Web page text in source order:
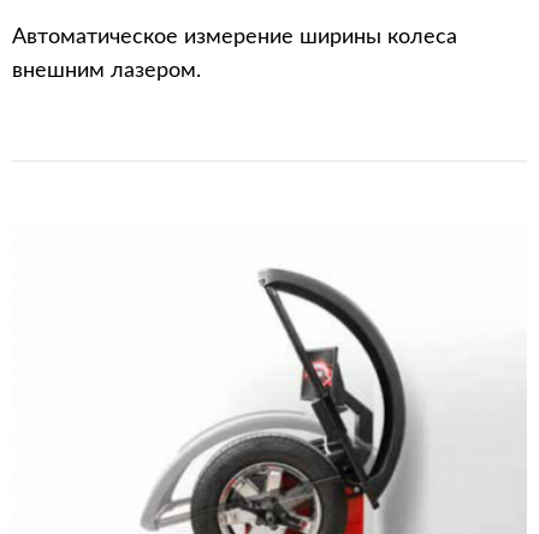
Автоматическое измерение ширины колеса
внешним лазером.